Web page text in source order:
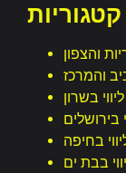
קטגוריות
והצפון
והמרכז
בשרון
בירושלים
בחיפה
בבת ים